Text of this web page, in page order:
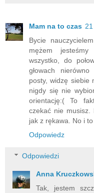
Mam na to czas
Bycie
mężem
wszystko, do
głowach
posty, widzę siebie
nigdy się nie
orientację:( To
czekać nie musisz.
jak z rękawa. No i
Odpowiedz
Odpowiedzi
Anna
Tak, jestem